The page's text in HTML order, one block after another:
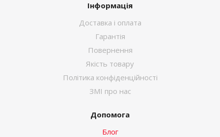
Інформація
Доставка і оплата
Гарантія
Повернення
Якість товару
Політика конфіденційності
ЗМІ про нас
Допомога
Блог